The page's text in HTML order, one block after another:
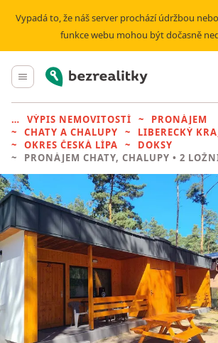
Vypadá to, že náš server prochází údržbou
funkce webu mohou být dočasně
Hlavní menu
Bezrealitky
VÝPIS NEMOVITOSTÍ
PRONÁJEM
CHATY A CHALUPY
LIBERECKÝ
OKRES ČESKÁ LÍPA
DOKSY
PRONÁJEM CHATY, CHALUPY • 2 LOŽNICE BEZ